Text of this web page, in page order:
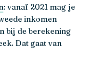
: vanaf 2021 mag je
inkomen
bij de berekening
Dat gaat van